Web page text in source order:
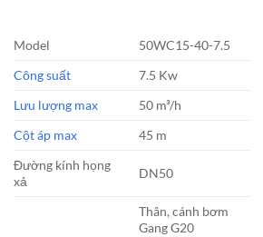
Model
50WC15-40-7.5
Công suất
7.5 Kw
Lưu lượng max
50 m³/h
Cột áp max
45 m
Đường kính họng
xả
DN50
Thân, cánh bơm
Gang G20